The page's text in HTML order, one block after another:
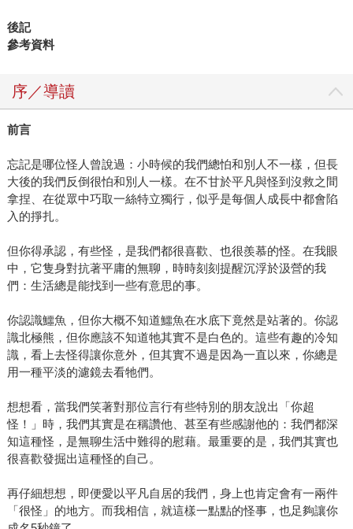
後記
參考資料
序／導讀
前言
忘記是哪位怪人曾說過：小時候的我們總怕和別人不一樣，但長
大後的我們反倒很怕和別人一樣。在不甘於平凡與怪到沒救之間
拿捏、在從眾中巧取一絲特立獨行，似乎是每個人成長中都會陷
入的掙扎。
但你得承認，有些怪，是我們都很喜歡、也很羨慕的怪。在我眼
中，它隻身對抗著平庸的無聊，時時刻刻提醒沉浮於汲營的我
們：生活總是能找到一些有意思的事。
你認識鱷魚，但你大概不知道鱷魚在水底下竟然是站著的。你認
識北極熊，但你應該不知道牠其實不是白色的。這些有趣的冷知
識，看上去怪得讓你意外，但其實不過是因為一直以來，你總是
用一種平淡的濾鏡去看牠們。
想想看，當我們笑著對那位言行有些特別的朋友說出「你超
怪！」時，我們其實是在稱讚他、甚至有些感謝他的：我們都深
知這種怪，是無聊生活中難得的慰藉。最重要的是，我們其實也
很喜歡發掘出這種怪的自己。
再仔細想想，即便愛以平凡自居的我們，身上也肯定會有一兩件
「很怪」的地方。而我相信，就這樣一點點的怪事，也足夠讓你